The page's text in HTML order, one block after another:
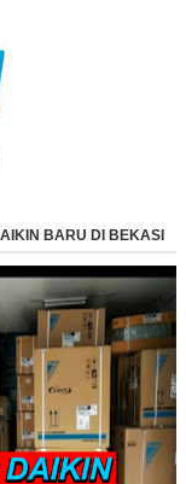
BARU DI BEKASI